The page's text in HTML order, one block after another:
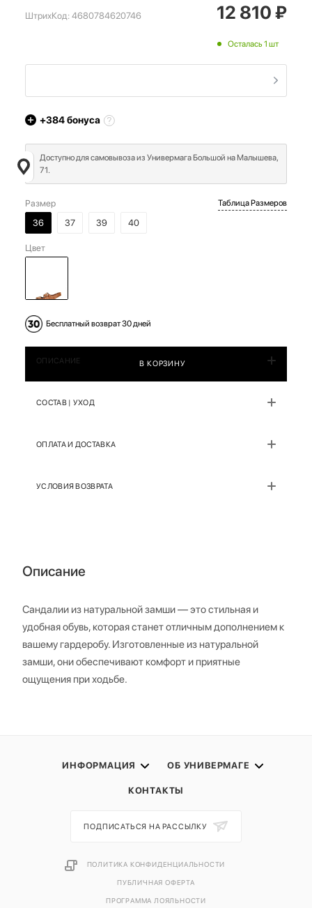
ШтрихКод: 4680784620746 12 810₽
Осталась 1 шт
+384бонуса
Доступно для самовывоза из Универмага Большой на Малышева,
71.
Размер
36
37 39 40
Таблица Размеров
Цвет
Бесплатный возврат 30 дней
В КОРЗИНУ
ОПИСАНИЕ
СОСТАВ | УХОД
ОПЛАТА И ДОСТАВКА
УСЛОВИЯ ВОЗВРАТА
Описание
Сандалии из натуральной замши — это стильная и
удобная обувь, которая станет отличным дополнением к
вашему гардеробу. Изготовленные из натуральной
замши, они обеспечивают комфорт и приятные
ощущения при ходьбе.
ИНФОРМАЦИЯ ОБ УНИВЕРМАГЕ
КОНТАКТЫ
ПОДПИСАТЬСЯ НА РАССЫЛКУ
ПОЛИТИКА КОНФИДЕНЦИАЛЬНОСТИ
ПУБЛИЧНАЯ ОФЕРТА
ПРОГРАММА ЛОЯЛЬНОСТИ